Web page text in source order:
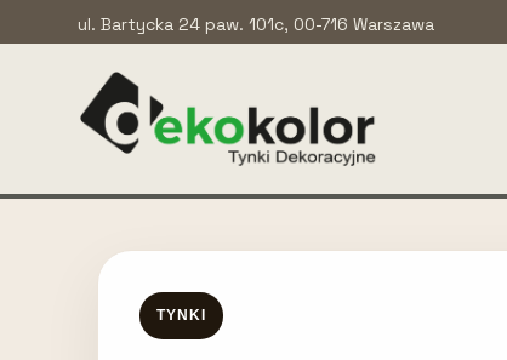
ul. Bartycka 24 paw. 101c, 00-716 Warszawa
TYNKI